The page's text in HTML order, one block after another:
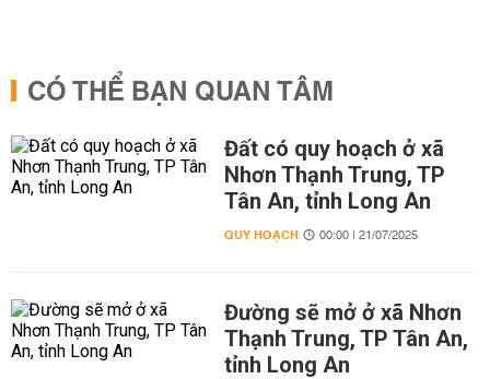
CÓ THỂ BẠN QUAN TÂM
Đất có quy hoạch ở xã
Nhơn Thạnh Trung, TP
Tân An, tỉnh Long An
QUY HOẠCH 00:00 | 21/07/2025
Đường sẽ mở ở xã Nhơn
Thạnh Trung, TP Tân An,
tỉnh Long An